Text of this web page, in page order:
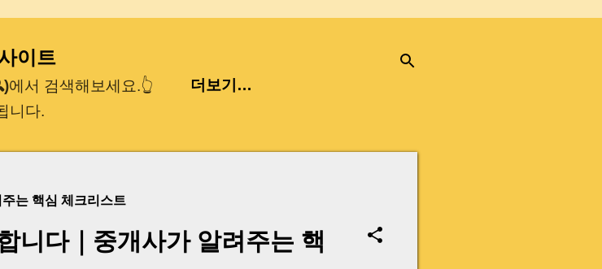
콘텐츠로 건너뛰기
이트
에서 검색해보세요.👆
니다.
더보기…
는 핵심 체크리스트
니다｜중개사가 알려주는 핵